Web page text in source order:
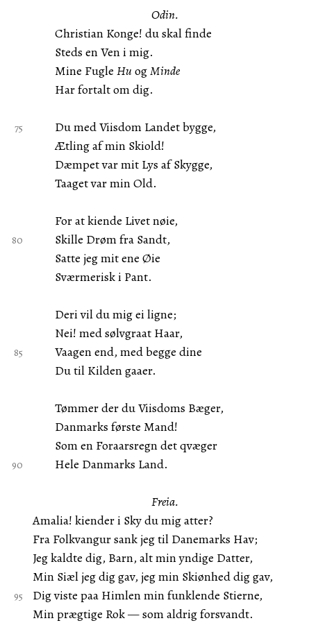
Odin.
Christian Konge! du skal finde
Steds en Ven i mig.
Mine Fugle HuogMinde
Har fortalt om dig.
Du med Viisdom Landet bygge,
Ætling af min Skiold!
Dæmpet var mit Lys af Skygge,
Taaget var min Old.
For at kiende Livet nøie,
Skille Drøm fra Sandt,
Satte jeg mit ene Øie
Sværmerisk i Pant.
Deri vil du mig ei ligne;
Nei! med sølvgraat Haar,
Vaagen end, med begge dine
Du til Kilden gaaer.
Tømmer der du Viisdoms Bæger,
Danmarks første Mand!
Som en Foraarsregn det qvæger
Hele Danmarks Land.
Freia.
Amalia! kiender i Sky du mig atter?
Fra Folkvangur sank jeg til Danemarks Hav;
Jeg kaldte dig, Barn, alt min yndige Datter,
Min Siæl jeg dig gav, jeg min Skiønhed dig gav,
Dig viste paa Himlen min funklende Stierne,
Min prægtige Rok — som aldrig forsvandt.